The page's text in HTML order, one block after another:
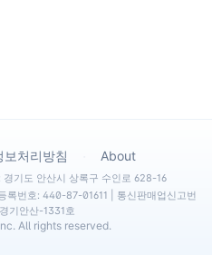
보처리방침 About
기도 안산시 상록구 수인로 628-16
록번호: 440-87-01611 | 통신판매업신고번
기안산-1331호
All rights reserved.